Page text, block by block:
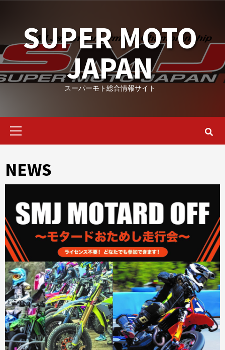
contentSUPER MOTO
JAPAN
スーパーモト総合情報サイト
Primary
NEWS